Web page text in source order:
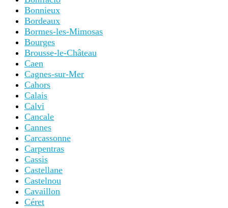
Bonnieux
Bordeaux
Bormes-les-Mimosas
Bourges
Brousse-le-Château
Caen
Cagnes-sur-Mer
Cahors
Calais
Calvi
Cancale
Cannes
Carcassonne
Carpentras
Cassis
Castellane
Castelnou
Cavaillon
Céret